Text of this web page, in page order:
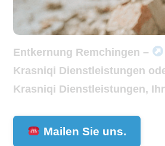
Entkernung Remchingen –
Krasniqi Dienstleistungen
Krasniqi Dienstleistungen,
Mailen Sie uns.